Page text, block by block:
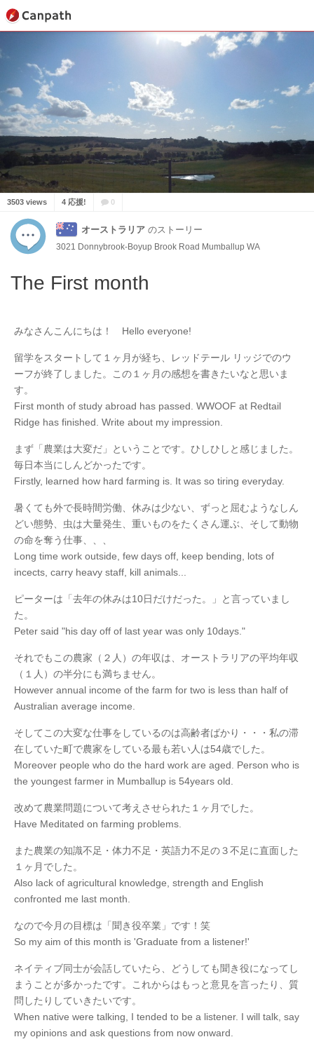
3503 views 4 応援! 0
オーストラリア のストーリー
3021 Donnybrook-Boyup Brook Road Mumballup WA
The First month
みなさんこんにちは！ Hello everyone!
留学をスタートして１ヶ月が経ち、レッドテール リッジでのウ
ーフが終了しました。この１ヶ月の感想を書きたいなと思いま
す。
First month of study abroad has passed. WWOOF at Redtail
Ridge has finished. Write about my impression.
まず「農業は大変だ」ということです。ひしひしと感じました。
毎日本当にしんどかったです。
Firstly, learned how hard farming is. It was so tiring everyday.
暑くても外で長時間労働、休みは少ない、ずっと屈むようなしん
どい態勢、虫は大量発生、重いものをたくさん運ぶ、そして動物
の命を奪う仕事、、、
Long time work outside, few days off, keep bending, lots of
incects, carry heavy staff, kill animals...
ピーターは「去年の休みは10日だけだった。」と言っていまし
た。
Peter said "his day off of last year was only 10days."
それでもこの農家（２人）の年収は、オーストラリアの平均年収
（１人）の半分にも満ちません。
However annual income of the farm for two is less than half of
Australian average income.
そしてこの大変な仕事をしているのは高齢者ばかり・・・私の滞
在していた町で農家をしている最も若い人は54歳でした。
Moreover people who do the hard work are aged. Person who is
the youngest farmer in Mumballup is 54years old.
改めて農業問題について考えさせられた１ヶ月でした。
Have Meditated on farming problems.
また農業の知識不足・体力不足・英語力不足の３不足に直面した
１ヶ月でした。
Also lack of agricultural knowledge, strength and English
confronted me last month.
なので今月の目標は「聞き役卒業」です！笑
So my aim of this month is 'Graduate from a listener!'
ネイティブ同士が会話していたら、どうしても聞き役になってし
まうことが多かったです。これからはもっと意見を言ったり、質
問したりしていきたいです。
When native were talking, I tended to be a listener. I will talk, say
my opinions and ask questions from now onward.